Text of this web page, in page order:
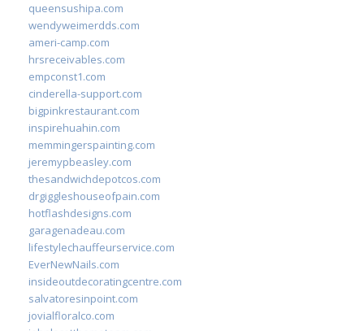
queensushipa.com
wendyweimerdds.com
ameri-camp.com
hrsreceivables.com
empconst1.com
cinderella-support.com
bigpinkrestaurant.com
inspirehuahin.com
memmingerspainting.com
jeremypbeasley.com
thesandwichdepotcos.com
drgiggleshouseofpain.com
hotflashdesigns.com
garagenadeau.com
lifestylechauffeurservice.com
EverNewNails.com
insideoutdecoratingcentre.com
salvatoresinpoint.com
jovialfloralco.com